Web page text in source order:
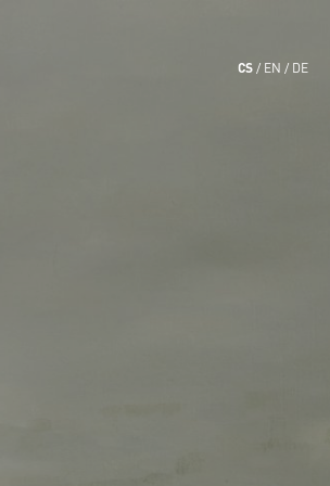
CS EN DE